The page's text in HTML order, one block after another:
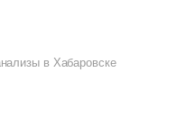
в Хабаровске